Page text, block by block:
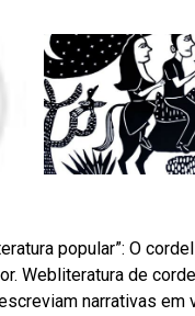
popular”: O
Webliteratura de
narrativas